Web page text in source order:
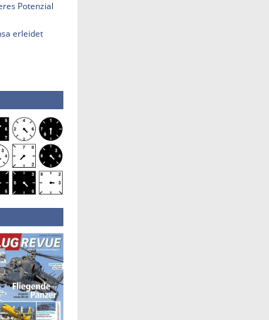
Potenzial
erleidet